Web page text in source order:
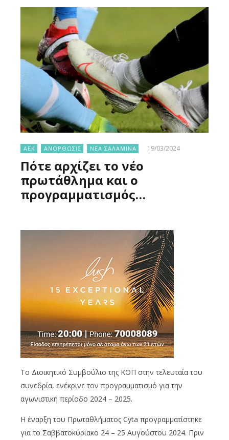
ΑΕΚ ΑΝΟΡΘΩΣΙΣ ΝΕΑ ΣΑΛΑΜΙΝΑ 19/03/2024
Πότε αρχίζει το νέο
πρωτάθλημα και ο
προγραμματισμός…
Το Διοικητικό Συμβούλιο της ΚΟΠ στην τελευταία του
συνεδρία, ενέκρινε τον προγραμματισμό για την
αγωνιστική περίοδο 2024 – 2025.
Η έναρξη του Πρωταθλήματος Cyta προγραμματίστηκε
για το Σαββατοκύριακο 24 – 25 Αυγούστου 2024. Πριν